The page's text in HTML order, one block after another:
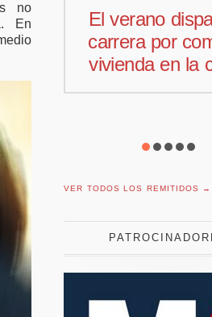
no
En
la
comprar
Pedro
VER TODOS LOS REMITIDOS →